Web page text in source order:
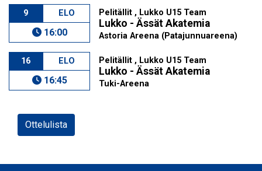
9 ELO
16:00
Pelitällit , Lukko U15 Team
Lukko - Ässät Akatemia
Astoria Areena (Patajunnuareena)
16 ELO
16:45
Pelitällit , Lukko U15 Team
Lukko - Ässät Akatemia
Tuki-Areena
Ottelulista